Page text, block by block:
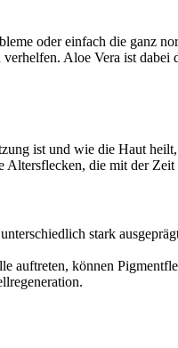
oder einfach die ganz
Aloe Vera ist
ist und wie die Haut
die mit der
stark
auftreten, können